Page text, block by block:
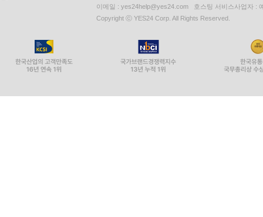
이메일 : yes24help@yes24.com 호스팅 서비스사업자 :
Copyright ⓒ YES24 Corp. All Rights Reserved.